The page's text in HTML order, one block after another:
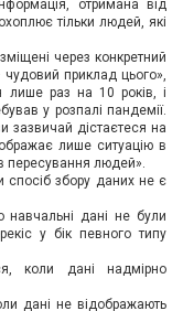
отримана від
тільки людей, які
через конкретний
приклад цього»,
лише раз на 10 років, і
у розпалі пандемії.
зазвичай дістаєтеся на
лише ситуацію в
пересування людей».
спосіб збору даних не є
навчальні дані не були
у бік певного типу
коли дані надмірно
дані не відображають